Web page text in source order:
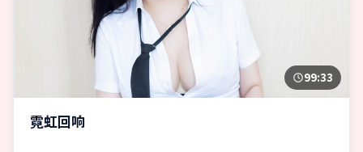
99:33
霓虹回响